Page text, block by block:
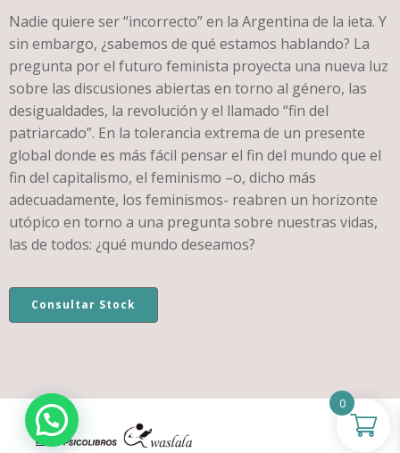
Nadie quiere ser “incorrecto” en la Argentina de la ieta. Y
sin embargo, ¿sabemos de qué estamos hablando? La
pregunta por el futuro feminista proyecta una nueva luz
sobre las discusiones abiertas en torno al género, las
desigualdades, la revolución y el llamado “fin del
patriarcado”. En la tolerancia extrema de un presente
global donde es más fácil pensar el fin del mundo que el
fin del capitalismo, el feminismo –o, dicho más
adecuadamente, los feminismos- reabren un horizonte
utópico en torno a una pregunta sobre nuestras vidas,
las de todos: ¿qué mundo deseamos?
Consultar Stock
0